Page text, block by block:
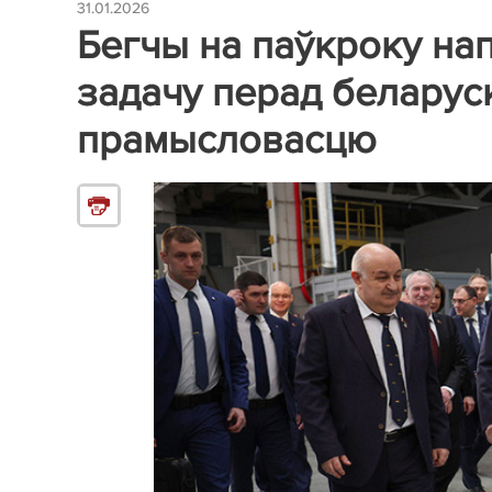
31.01.2026
Бегчы на паўкроку
задачу перад
прамысловасцю